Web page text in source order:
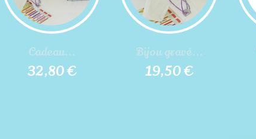
Cadeau...
32,80 €
Bijou gravé...
19,50 €